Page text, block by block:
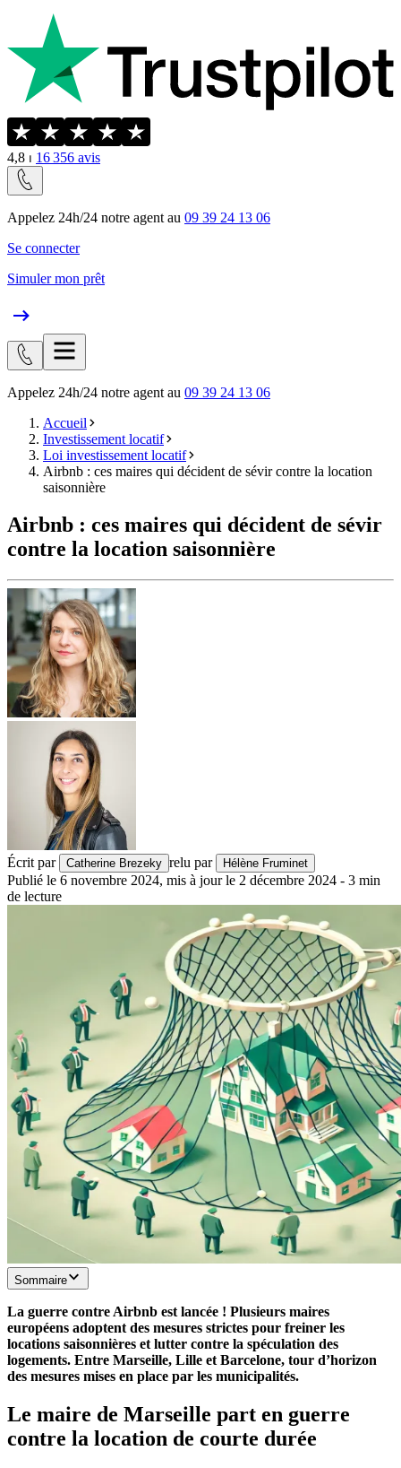
4,8 ⏐ 16 356 avis
Appelez 24h/24 notre agent au 09 39 24 13 06
Se connecter
Simuler mon prêt
Appelez 24h/24 notre agent au 09 39 24 13 06
Accueil
Investissement locatif
Loi investissement locatif
Airbnb : ces maires qui décident de sévir contre la location
saisonnière
Airbnb : ces maires qui décident de sévir
contre la location saisonnière
Écrit par Catherine Brezeky relu par Hélène Fruminet
Publié le 6 novembre 2024, mis à jour le 2 décembre 2024 - 3 min
de lecture
Sommaire
La guerre contre Airbnb est lancée ! Plusieurs maires
européens adoptent des mesures strictes pour freiner les
locations saisonnières et lutter contre la spéculation des
logements. Entre Marseille, Lille et Barcelone, tour d’horizon
des mesures mises en place par les municipalités.
Le maire de Marseille part en guerre
contre la location de courte durée